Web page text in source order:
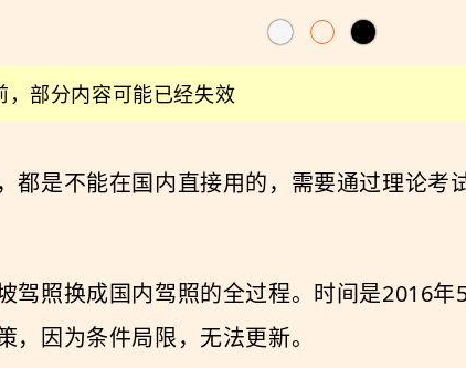
部分内容可能已经失效
都是不能在国内直接用的，需要通过理论考
驾照换成国内驾照的全过程。时间是2016年
因为条件局限，无法更新。